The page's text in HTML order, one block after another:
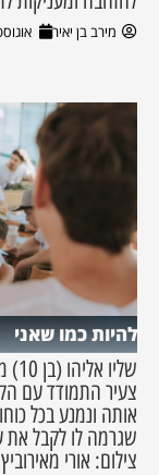
מירב בן יאיר אוגוסט 4,
להיות כמו שאני
צעיר התמודד עם
אותה ונמנע בכל
שגרמה לו לקבל את
צילום: אורי מאירוביץ